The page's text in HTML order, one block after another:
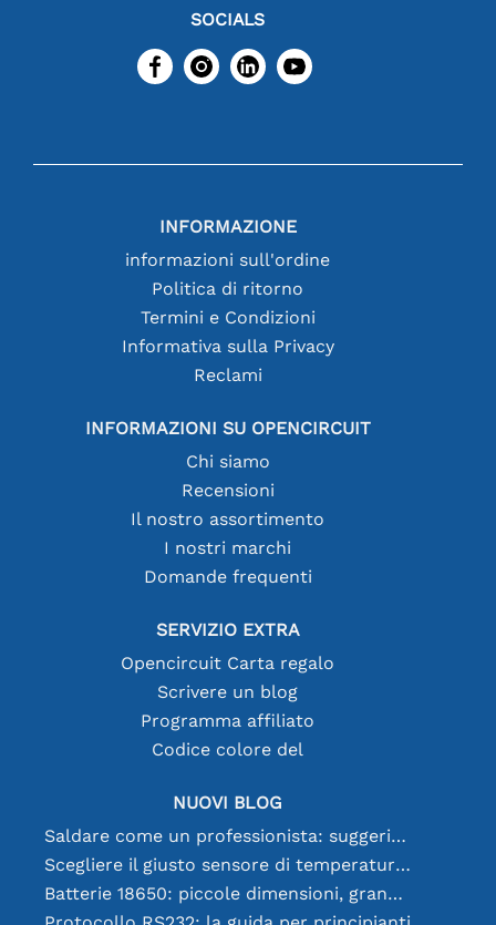
SOCIALS
INFORMAZIONE
informazioni sull'ordine
Politica di ritorno
Termini e Condizioni
Informativa sulla Privacy
Reclami
INFORMAZIONI SU OPENCIRCUIT
Chi siamo
Recensioni
Il nostro assortimento
I nostri marchi
Domande frequenti
SERVIZIO EXTRA
Opencircuit Carta regalo
Scrivere un blog
Programma affiliato
Codice colore del
NUOVI BLOG
Saldare come un professionista: suggerimenti per connessioni elettroniche perfette
Scegliere il giusto sensore di temperatura [youtube]
Batterie 18650: piccole dimensioni, grandi prestazioni